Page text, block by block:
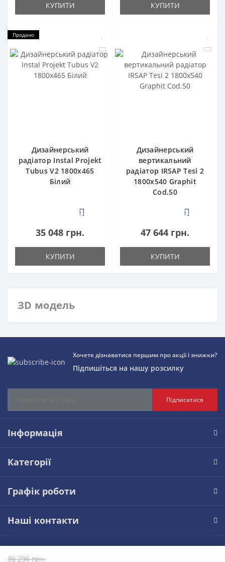
36 296 грн.
КУПИТИ КУПИТИ
Продано
Дизайнерський
радіатор Instal Projekt
Tubus V2 1800x465
Білий
3
35 048 грн.
КУПИТИ
Дизайнерський
вертикальний
радіатор IRSAP Tesi 2
1800x540 Graphit
Cod.50
3
47 644 грн.
КУПИТИ
ЗD модель
Хочете дізнаватися першим про акції і знижки?
Підпишіться на нашу розсилку
Підписатися
Інформація
Категорії
Графік роботи
Наші контакти